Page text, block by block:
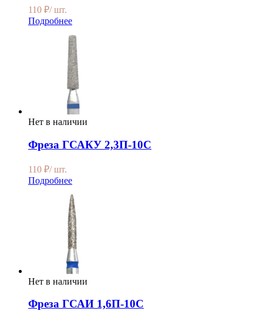
110 ₽/ шт.
Подробнее
Нет в наличии
Фреза ГСАКУ 2,3П-10С
110 ₽/ шт.
Подробнее
Нет в наличии
Фреза ГСАИ 1,6П-10С